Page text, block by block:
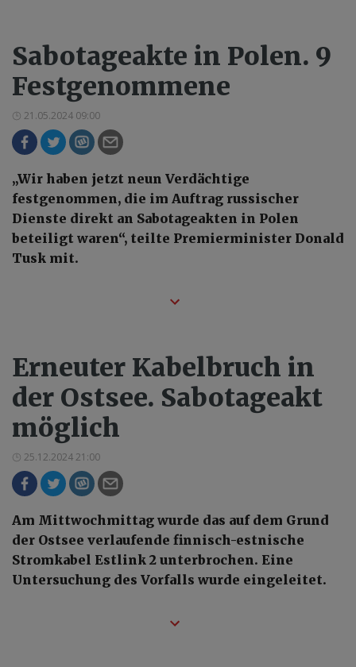
Sabotageakte in Polen. 9
Festgenommene
21.05.2024 09:00
„Wir haben jetzt neun Verdächtige
festgenommen, die im Auftrag russischer
Dienste direkt an Sabotageakten in Polen
beteiligt waren“, teilte Premierminister Donald
Tusk mit.
Erneuter Kabelbruch in
der Ostsee. Sabotageakt
möglich
25.12.2024 21:00
Am Mittwochmittag wurde das auf dem Grund
der Ostsee verlaufende finnisch-estnische
Stromkabel Estlink 2 unterbrochen. Eine
Untersuchung des Vorfalls wurde eingeleitet.